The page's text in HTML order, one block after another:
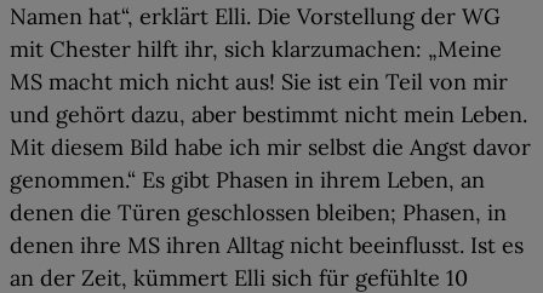
Namen hat“, erklärt Elli. Die Vorstellung der WG
mit Chester hilft ihr, sich klarzumachen: „Meine
MS macht mich nicht aus! Sie ist ein Teil von mir
und gehört dazu, aber bestimmt nicht mein Leben.
Mit diesem Bild habe ich mir selbst die Angst davor
genommen.“ Es gibt Phasen in ihrem Leben, an
denen die Türen geschlossen bleiben; Phasen, in
denen ihre MS ihren Alltag nicht beeinflusst. Ist es
an der Zeit, kümmert Elli sich für gefühlte 10